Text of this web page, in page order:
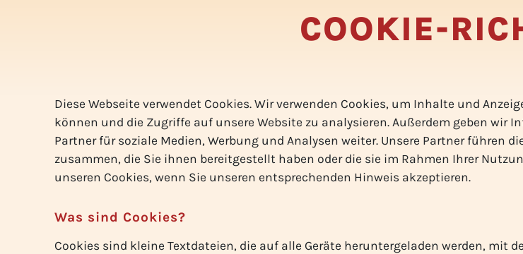
COOKIE-
Diese Webseite verwendet Cookies. Wir verwenden Cookies, um Inhalte und
können und die Zugriffe auf unsere Website zu analysieren. Außerdem geben wir
Partner für soziale Medien, Werbung und Analysen weiter. Unsere Partner führen
zusammen, die Sie ihnen bereitgestellt haben oder die sie im Rahmen Ihrer
unseren Cookies, wenn Sie unseren entsprechenden Hinweis akzeptieren.
Was sind Cookies?
Cookies sind kleine Textdateien, die auf alle Geräte heruntergeladen werden, mit